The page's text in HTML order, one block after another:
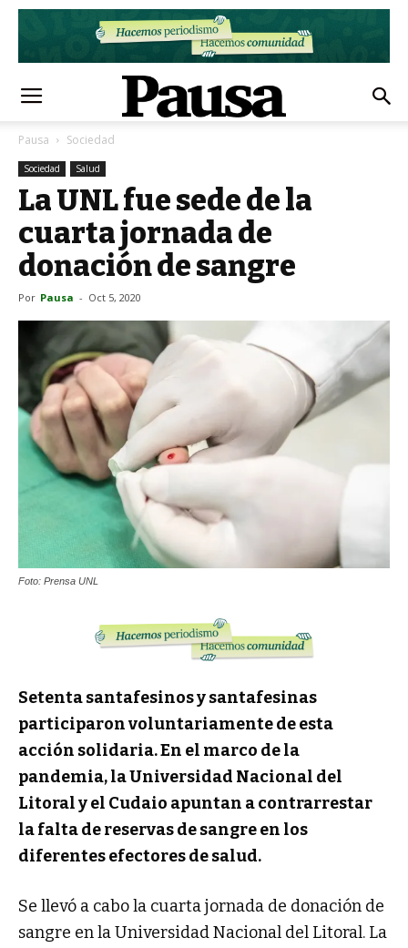
Pausa Sociedad
Sociedad Salud
La UNL fue sede de la
cuarta jornada de
donación de sangre
Por Pausa - Oct 5, 2020
Foto: Prensa UNL
Setenta santafesinos y santafesinas
participaron voluntariamente de esta
acción solidaria. En el marco de la
pandemia, la Universidad Nacional del
Litoral y el Cudaio apuntan a contrarrestar
la falta de reservas de sangre en los
diferentes efectores de salud.
Se llevó a cabo la cuarta jornada de donación de
sangre en la Universidad Nacional del Litoral. La